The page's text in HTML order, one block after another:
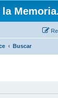
la
Buscar